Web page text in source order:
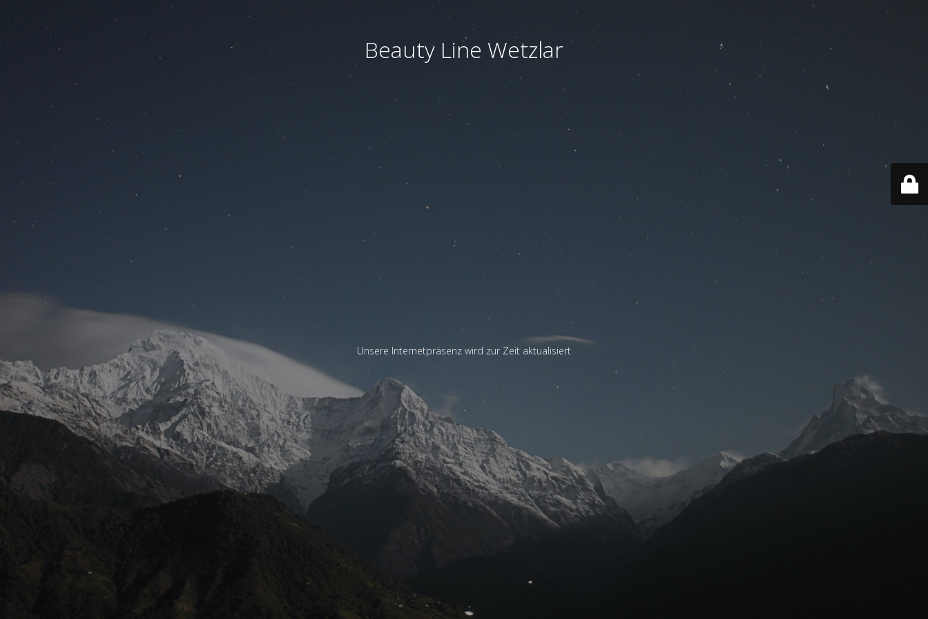
Beauty Line Wetzlar
Unsere Internetpräsenz wird zur Zeit aktualisiert